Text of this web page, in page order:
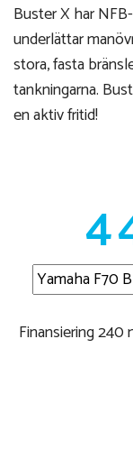
Buster X har
underlättar
stora, fasta
tankningarna.
en aktiv fritid!
Finansiering